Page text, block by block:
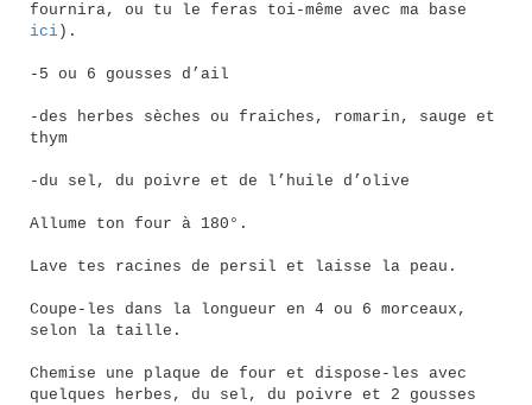
fournira, ou tu le feras toi-même avec ma base
ici ).
-5 ou 6 gousses d’ail
-des herbes sèches ou fraiches, romarin, sauge et
thym
-du sel, du poivre et de l’huile d’olive
Allume ton four à 180°.
Lave tes racines de persil et laisse la peau.
Coupe-les dans la longueur en 4 ou 6 morceaux,
selon la taille.
Chemise une plaque de four et dispose-les avec
quelques herbes, du sel, du poivre et 2 gousses